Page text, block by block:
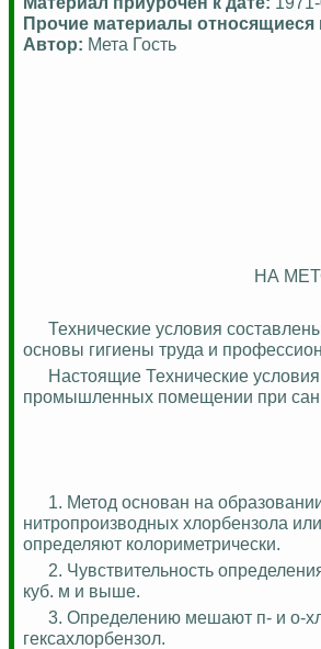
Прочие материалы относящиеся
Автор: Мета Гость
НА
Технические условия
основы гигиены труда и
Настоящие Технические
промышленных помещении при
1. Метод основан на
нитропроизводных хлорбензола
определяют колориметрически
2. Чувствительность
куб. м и выше.
3. Определению мешают п- и о-
гексахлорбензол